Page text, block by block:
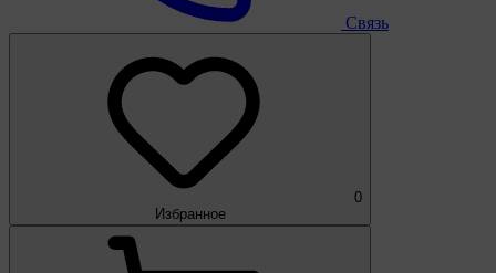
Связь
0
Избранное